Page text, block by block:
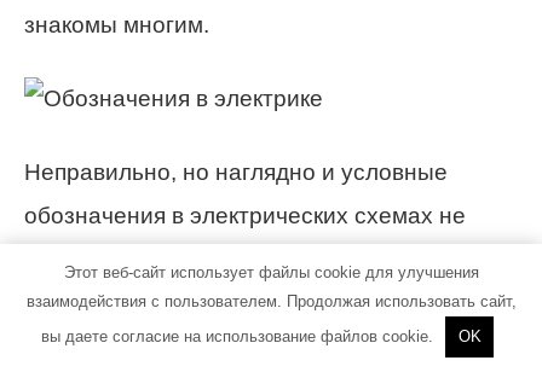
знакомы многим.
Неправильно, но наглядно и условные
обозначения в электрических схемах не
На схемах используют часто два типа
Этот веб-сайт использует файлы cookie для улучшения
взаимодействия с пользователем. Продолжая использовать сайт,
вы даете согласие на использование файлов cookie.
OK